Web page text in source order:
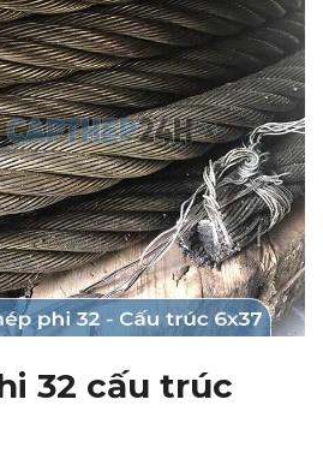
32 cấu trúc